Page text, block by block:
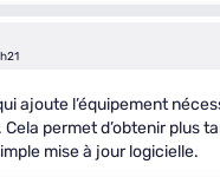
ajoute l’équipement
permet d’obtenir plus
mise à jour logicielle.